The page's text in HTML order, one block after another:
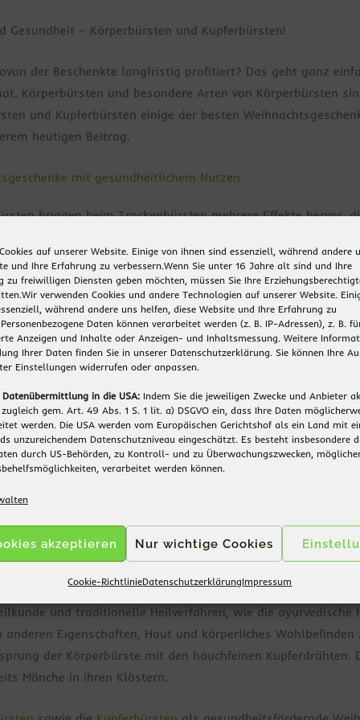
auf unserer Website. Einige von ihnen sind essenziell, während andere
und Ihre Erfahrung zu verbessern.Wenn Sie unter 16 Jahre alt sind und Ihre
zu freiwilligen Diensten geben möchten, müssen Sie Ihre
Wir verwenden Cookies und andere Technologien auf unserer Website.
während andere uns helfen, diese Website und Ihre Erfahrung zu
Personenbezogene Daten können verarbeitet werden (z. B. IP-Adressen), z. B.
Anzeigen und Inhalte oder Anzeigen- und Inhaltsmessung. Weitere
Ihrer Daten finden Sie in unserer Datenschutzerklärung. Sie können Ihre
Einstellungen widerrufen oder anpassen.
Datenübermittlung in die USA: Indem Sie die jeweiligen Zwecke und Anbieter
gem. Art. 49 Abs. 1 S. 1 lit. a) DSGVO ein, dass Ihre Daten
werden. Die USA werden vom Europäischen Gerichtshof als ein Land mit
unzureichendem Datenschutzniveau eingeschätzt. Es besteht insbesondere
durch US-Behörden, zu Kontroll- und zu Überwachungszwecken,
verarbeitet werden können.
akzeptieren Nur wichtige Cookies
Cookie-RichtlinieDatenschutzerklärungImpressum
Gesundheit – Körperbürsten und Kupferbürsten!
der Beschenkte langfristig profitiert? Das geht ganz
Körperbürsten und besondere Arten von Körperbürsten
und Kupferbürsten einige der besten
heutigen Beitrag.
mit gesundheitlichem Nutzen
bringen beim Trockenbürsten mehrere Effekte hervor,
nach dem Aufstehen bringt den Kreislauf in Schwung.
entlang sorgen für eine bessere Durchblutung und regen
und Schadstoffe ausleiten, sondern auch im Körper
natürliches Peeling ohne Chemie. Es nimmt alte,
zu regenerieren. Trockenbürsten mit der richtigen
dringen dabei noch in tiefere Hautschichten vor.
oder Cellulite sichtbar glätten. Ebenso können
mit Tradition für natürliche Gesundheit und Kraft
hat sich die Körperbürste mit feinen
und traditionelle Heilverfahren, wie die ayurvedische
Eigenschaften, Haut und körperliches
der Körperbürste mit den hauchfeinen Kupferdrähten.
Mönche in ihren Klöstern.